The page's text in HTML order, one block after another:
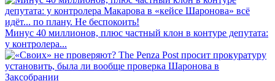
Минус 40 миллионов, плюс частный клон в контуре депутата:
у контролера...